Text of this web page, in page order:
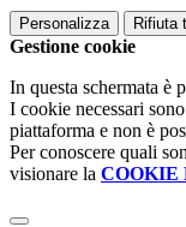
Personalizza Rifiuta
Gestione cookie
In questa schermata è
I cookie necessari
piattaforma e non è
Per conoscere quali
visionare la COOKIE